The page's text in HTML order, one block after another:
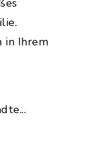
in Ihrem